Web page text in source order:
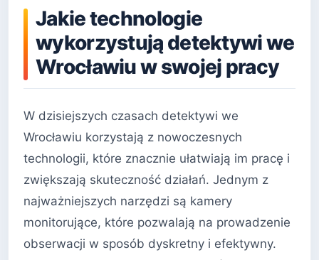
Jakie technologie
wykorzystują detektywi we
Wrocławiu w swojej pracy
W dzisiejszych czasach detektywi we
Wrocławiu korzystają z nowoczesnych
technologii, które znacznie ułatwiają im pracę i
zwiększają skuteczność działań. Jednym z
najważniejszych narzędzi są kamery
monitorujące, które pozwalają na prowadzenie
obserwacji w sposób dyskretny i efektywny.